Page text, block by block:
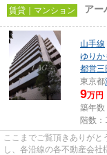
賃貸｜マンション アー
山手線
ゆりか
都営三
東京都
9万円
築年数
階数
ここまでご覧頂きありがと
し、各沿線の各不動産会